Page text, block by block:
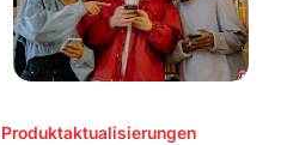
Produktaktualisierungen